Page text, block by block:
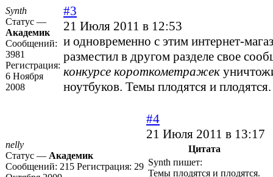
Synth
Статус —
Академик
Сообщений:
3981
Регистрация:
6 Ноября
2008
#3
21 Июля 2011 в 12:53
и одновременно с этим интернет-
разместил в другом разделе свое
конкурсе короткометражек
ноутбуков. Темы плодятся и плодятся.
nelly
Статус — Академик
Сообщений: 215 Регистрация: 29
#4
21 Июля 2011 в 13:17
Цитата
Synth пишет:
Темы плодятся и плодятся.